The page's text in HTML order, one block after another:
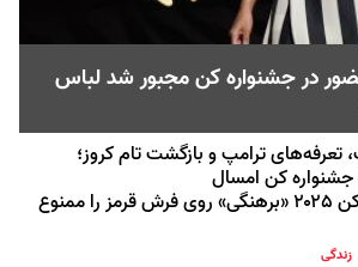
در جشنواره کن مجبور شد لباس
تعرفه‌های ترامپ و بازگشت تام کروز؛
جشنواره کن امسال
جشنواره فیلم کن ۲۰۲۵ «برهنگی» روی فرش قرمز را ممنوع
زندگی